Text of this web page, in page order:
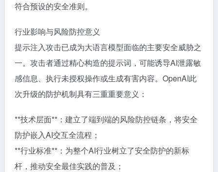
符合预设的安全准则。
行业影响与风险防控意义
提示注入攻击已成为大语言模型面临的主要安全威胁之
一。攻击者通过精心构造的提示词，可能诱导AI泄露敏
感信息、执行未授权操作或生成有害内容。OpenAI此
次升级的防护机制具有三重重要意义：
**技术层面**：建立了端到端的风险防控链条，将安全
防护嵌入AI交互全流程；
**行业标准**：为整个AI行业树立了安全防护的新标
杆，推动安全最佳实践的普及；